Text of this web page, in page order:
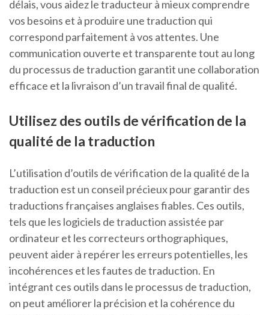
délais, vous aidez le traducteur à mieux comprendre
vos besoins et à produire une traduction qui
correspond parfaitement à vos attentes. Une
communication ouverte et transparente tout au long
du processus de traduction garantit une collaboration
efficace et la livraison d’un travail final de qualité.
Utilisez des outils de vérification de la
qualité de la traduction
L’utilisation d’outils de vérification de la qualité de la
traduction est un conseil précieux pour garantir des
traductions françaises anglaises fiables. Ces outils,
tels que les logiciels de traduction assistée par
ordinateur et les correcteurs orthographiques,
peuvent aider à repérer les erreurs potentielles, les
incohérences et les fautes de traduction. En
intégrant ces outils dans le processus de traduction,
on peut améliorer la précision et la cohérence du